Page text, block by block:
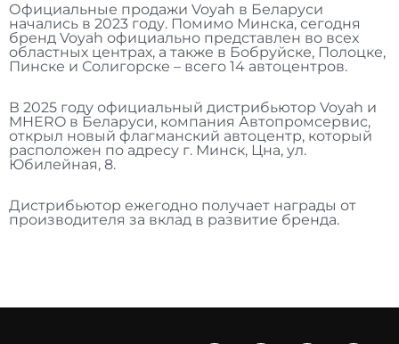
Официальные продажи Voyah в Беларуси
начались в 2023 году. Помимо Минска, сегодня
бренд Voyah официально представлен во всех
областных центрах, а также в Бобруйске, Полоцке,
Пинске и Солигорске – всего 14 автоцентров.
В 2025 году официальный дистрибьютор Voyah и
MHERO в Беларуси, компания Автопромсервис,
открыл новый флагманский автоцентр, который
расположен по адресу г. Минск, Цна, ул.
Юбилейная, 8.
Дистрибьютор ежегодно получает награды от
производителя за вклад в развитие бренда.